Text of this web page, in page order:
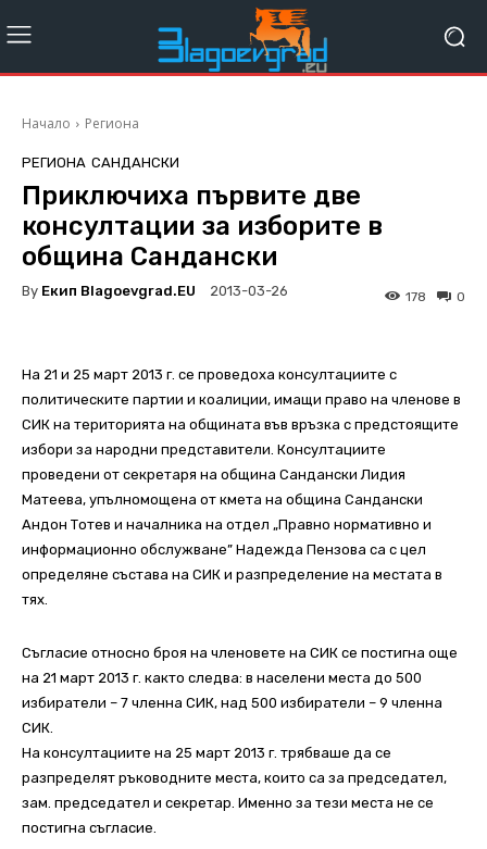
Начало Региона
РЕГИОНА САНДАНСКИ
Приключиха първите две
консултации за изборите в
община Сандански
By Екип Blagoevgrad.EU 2013-03-26 0
178
На 21 и 25 март 2013 г. се проведоха консултациите с
политическите партии и коалиции, имащи право на членове в
СИК на територията на общината във връзка с предстоящите
избори за народни представители. Консултациите
проведени от секретаря на община Сандански Лидия
Матеева, упълномощена от кмета на община Сандански
Андон Тотев и началника на отдел „Правно нормативно и
информационно обслужване” Надежда Пензова са с цел
определяне състава на СИК и разпределение на местата в
тях.
Съгласие относно броя на членовете на СИК се постигна още
на 21 март 2013 г. както следва: в населени места до 500
избиратели – 7 членна СИК, над 500 избиратели – 9 членна
СИК.
На консултациите на 25 март 2013 г. трябваше да се
разпределят ръководните места, които са за председател,
зам. председател и секретар. Именно за тези места не се
постигна съгласие.